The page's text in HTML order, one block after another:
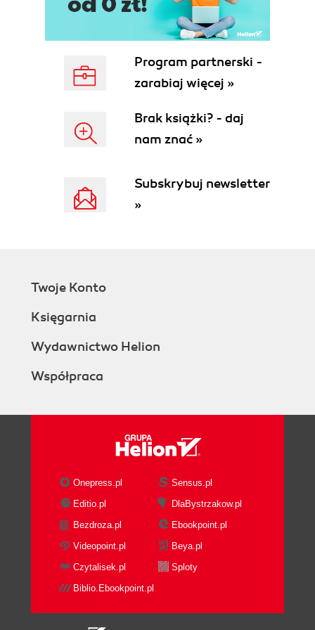
Wskazówki i narzędzia (71)
Narzędzia, które pomogą Ci zrozumieć finanse (73)
Sprawdź się (77)
Zalecana literatura (101)
Źródła (107)
Program partnerski -
zarabiaj więcej »
Brak książki? - daj
nam znać »
Subskrybuj newsletter
»
Twoje Konto
Księgarnia
Wydawnictwo Helion
Współpraca
Onepress.pl
Sensus.pl
Editio.pl
DlaBystrzakow.pl
Bezdroza.pl
Ebookpoint.pl
Videopoint.pl
Beya.pl
Czytalisek.pl
Sploty
Biblio.Ebookpoint.pl